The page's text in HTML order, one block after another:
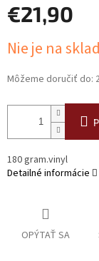
€21,90
cena:
Nie je na
Môžeme doručiť do:
180 gram.vinyl
Detailné informácie
OPÝTAŤ SA